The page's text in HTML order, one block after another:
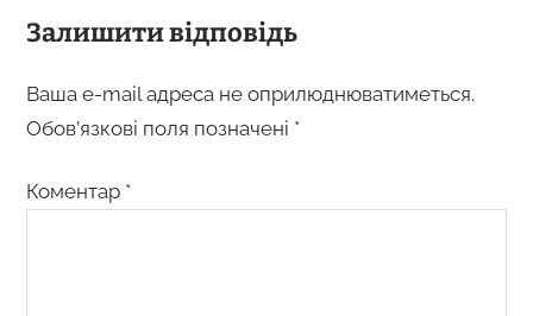
Залишити відповідь
Ваша e-mail адреса не оприлюднюватиметься.
Обов’язкові поля позначені *
Коментар *